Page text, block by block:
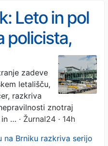
Leto in pol
policista,
povsod
zadeve
letališču,
razkriva
znotraj
in … · Žurnal24 · 14h
Brniku razkriva serijo